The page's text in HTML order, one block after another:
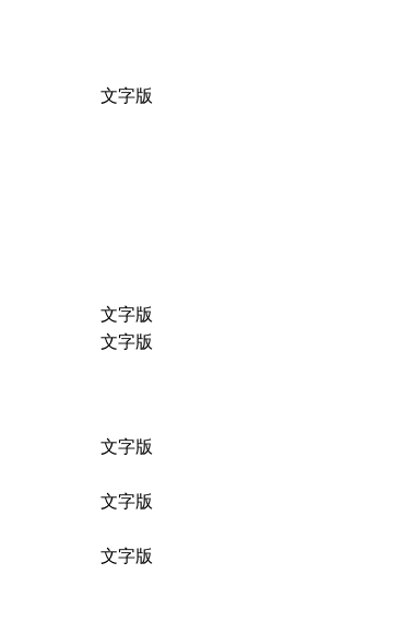
文字版
文字版
文字版
文字版
文字版
文字版